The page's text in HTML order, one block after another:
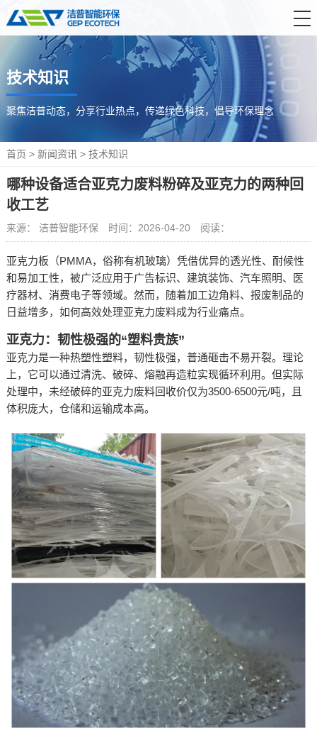
首 页
解决方案
服务支持
联系我们
技术知识
聚焦洁普动态，分享行业热点，传递绿色科技，倡导环保理念
首页 > 新闻资讯 > 技术知识
哪种设备适合亚克力废料粉碎及亚克力的两种回
收工艺
来源： 洁普智能环保 时间：2026-04-20 阅读：
亚克力板（PMMA，俗称有机玻璃）凭借优异的透光性、耐候性
和易加工性，被广泛应用于广告标识、建筑装饰、汽车照明、医
疗器材、消费电子等领域。然而，随着加工边角料、报废制品的
日益增多，如何高效处理亚克力废料成为行业痛点。
亚克力：韧性极强的“塑料贵族”
亚克力是一种热塑性塑料，韧性极强，普通砸击不易开裂。理论
上，它可以通过清洗、破碎、熔融再造粒实现循环利用。但实际
处理中，未经破碎的亚克力废料回收价仅为3500-6500元/吨，且
体积庞大，仓储和运输成本高。